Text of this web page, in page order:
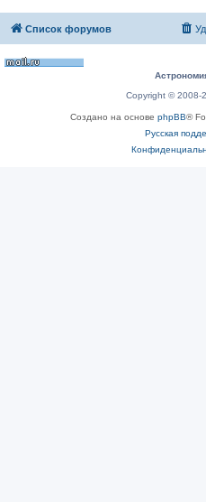
Список форумов
Copyright © 2008-
Создано на основе phpBB®
Русская